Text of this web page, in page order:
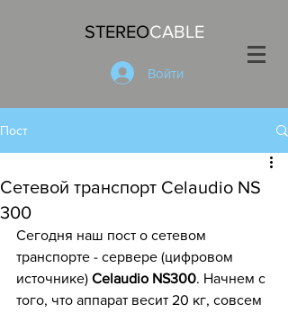
STEREOCABLE
Войти
Пост
Сетевой транспорт Celaudio NS
300
Сегодня наш пост о сетевом
транспорте - сервере (цифровом
источнике) Celaudio NS300. Начнем с
того, что аппарат весит 20 кг, совсем